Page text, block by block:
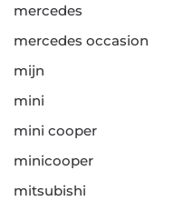
mercedes
mercedes occasion
mijn
mini
mini cooper
minicooper
mitsubishi